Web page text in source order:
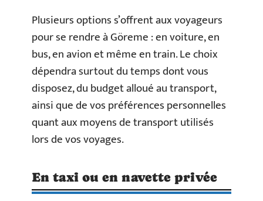
Plusieurs options s’offrent aux voyageurs
pour se rendre à Göreme : en voiture, en
bus, en avion et même en train. Le choix
dépendra surtout du temps dont vous
disposez, du budget alloué au transport,
ainsi que de vos préférences personnelles
quant aux moyens de transport utilisés
lors de vos voyages.
En taxi ou en navette privée